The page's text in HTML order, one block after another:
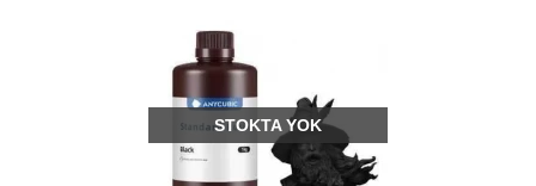
STOKTA YOK